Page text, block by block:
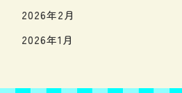
2026年2月
2026年1月